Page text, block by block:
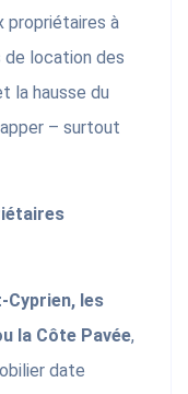
propriétaires à
location des
la hausse du
– surtout
Cyprien, les
la Côte Pavée,
date